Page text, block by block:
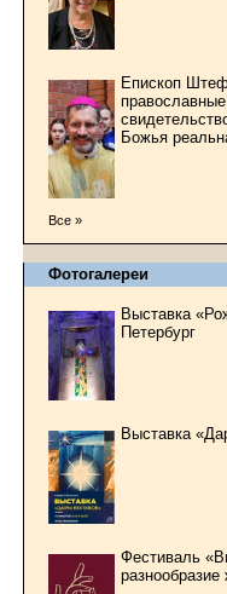
Епископ
Божья
Все »
Фотогалереи
Выставка
Петербург
Выставка
Фестиваль
разнообразие